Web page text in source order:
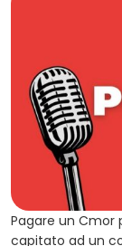
Pagare un Cmor
capitato ad un